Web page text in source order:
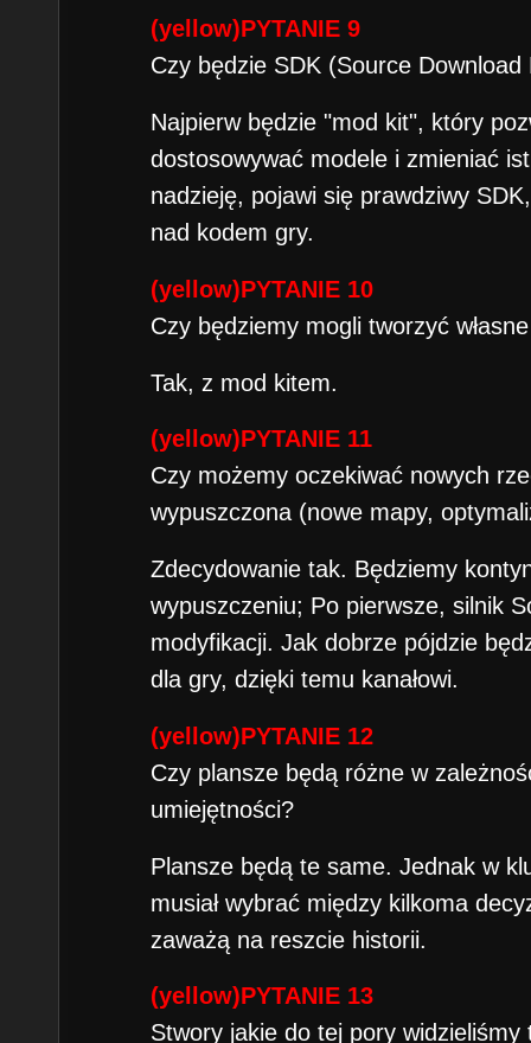
(yellow)PYTANIE 9
Czy będzie SDK (Source Download
Najpierw będzie "mod kit", który
dostosowywać modele i zmieniać
nadzieję, pojawi się prawdziwy
nad kodem gry.
(yellow)PYTANIE 10
Czy będziemy mogli tworzyć
Tak, z mod kitem.
(yellow)PYTANIE 11
Czy możemy oczekiwać nowych
wypuszczona (nowe mapy,
Zdecydowanie tak. Będziemy
wypuszczeniu; Po pierwsze, silnik
modyfikacji. Jak dobrze pójdzie
dla gry, dzięki temu kanałowi.
(yellow)PYTANIE 12
Czy plansze będą różne w
umiejętności?
Plansze będą te same. Jednak w
musiał wybrać między kilkoma
zaważą na reszcie historii.
(yellow)PYTANIE 13
Stwory jakie do tej pory